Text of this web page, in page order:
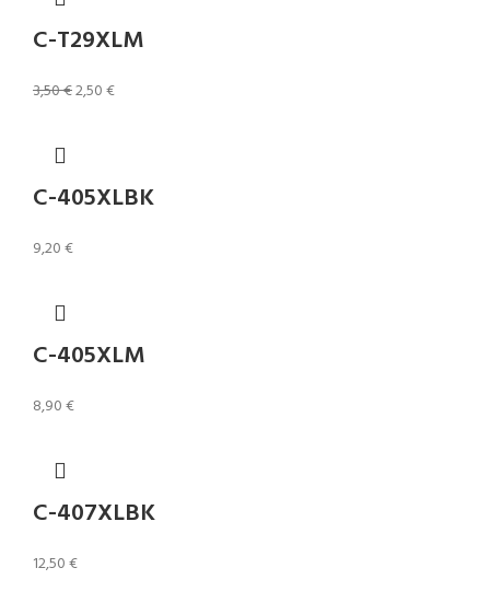
C-T29XLM
3,50€2,50€
C-405XLBK
9,20€
C-405XLM
8,90€
C-407XLBK
12,50€